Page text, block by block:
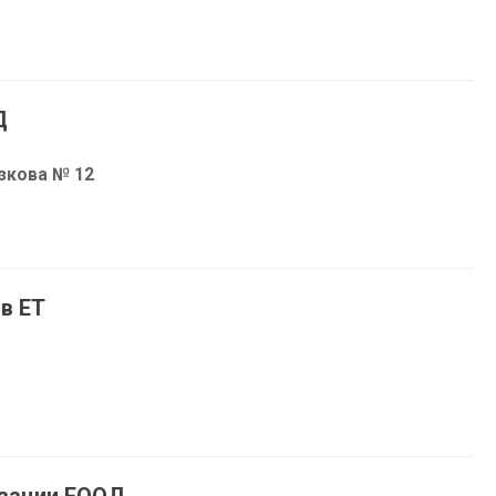
№ 12
ЕТ